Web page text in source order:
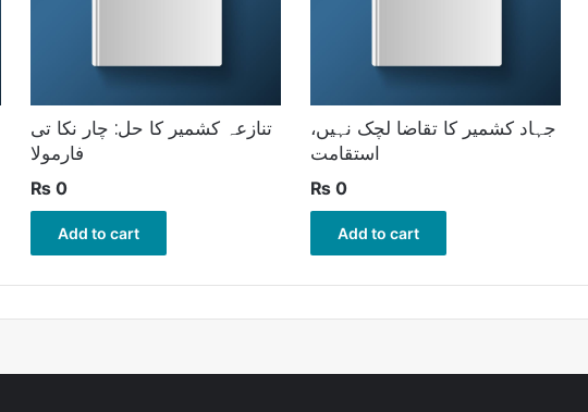
تنازعہ کشمیر کا حل: چار نکا تی
فارمولا
₨0
Add to cart
جہاد کشمیر کا تقاضا لچک نہیں،
استقامت
₨0
Add to cart